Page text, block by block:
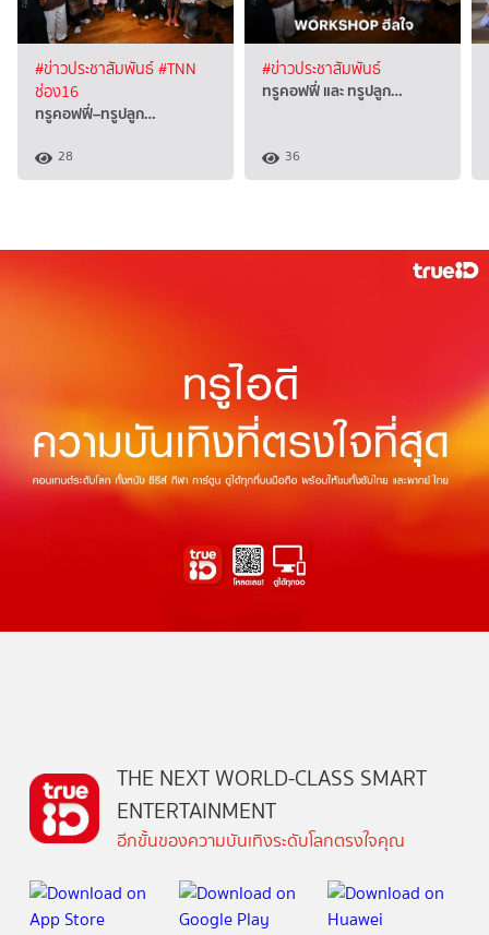
#ข่าวประชาสัมพันธ์#TNN
ช่อง16
ทรูคอฟฟี่–ทรูปลูก…
28
#ข่าวประชาสัมพันธ์
ทรูคอฟฟี่ และ ทรูปลูก…
36
THE NEXT WORLD-CLASS SMART
ENTERTAINMENT
อีกขั้นของความบันเทิงระดับโลกตรงใจคุณ